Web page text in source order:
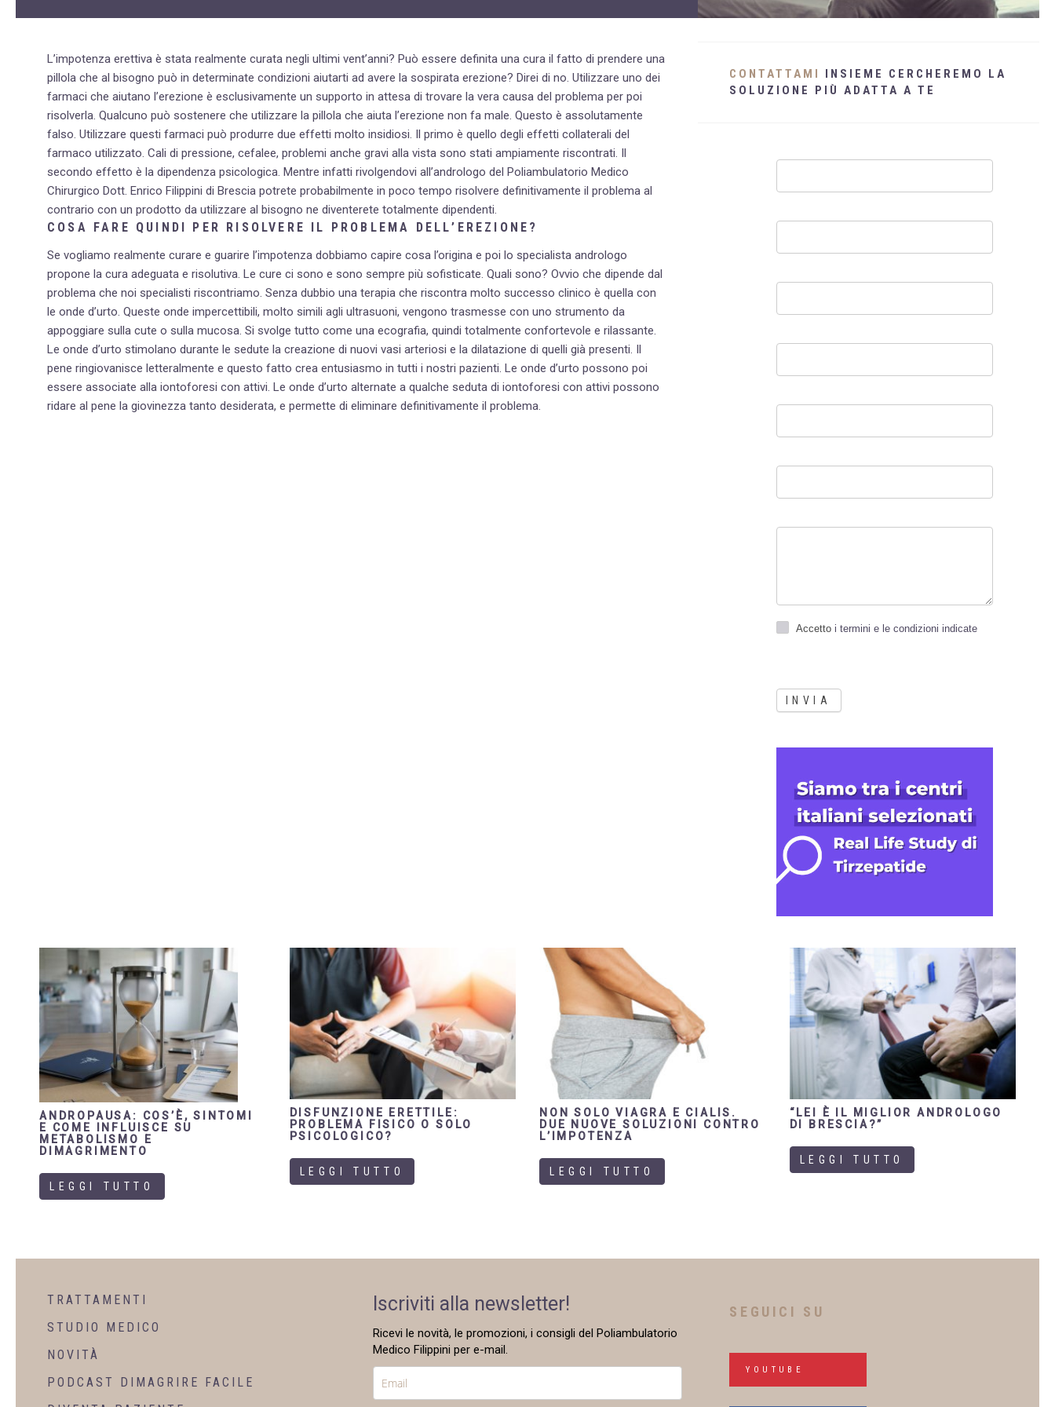
Fastidi della menopausa
News
Problemi sessualità maschile
Trattamenti estetici viso e corpo
Trattamenti per il corpo
Trattamenti per mani, viso, décolleté
L’impotenza erettiva è stata realmente curata negli ultimi vent’anni? Può essere definita una cura il fatto di prendere una
pillola che al bisogno può in determinate condizioni aiutarti ad avere la sospirata erezione? Direi di no. Utilizzare uno dei
farmaci che aiutano l’erezione è esclusivamente un supporto in attesa di trovare la vera causa del problema per poi
risolverla. Qualcuno può sostenere che utilizzare la pillola che aiuta l’erezione non fa male. Questo è assolutamente
falso. Utilizzare questi farmaci può produrre due effetti molto insidiosi. Il primo è quello degli effetti collaterali del
farmaco utilizzato. Cali di pressione, cefalee, problemi anche gravi alla vista sono stati ampiamente riscontrati. Il
secondo effetto è la dipendenza psicologica. Mentre infatti rivolgendovi all’andrologo del Poliambulatorio Medico
Chirurgico Dott. Enrico Filippini di Brescia potrete probabilmente in poco tempo risolvere definitivamente il problema al
contrario con un prodotto da utilizzare al bisogno ne diventerete totalmente dipendenti.
COSA FARE QUINDI PER RISOLVERE IL PROBLEMA DELL’EREZIONE?
Se vogliamo realmente curare e guarire l’impotenza dobbiamo capire cosa l’origina e poi lo specialista andrologo
propone la cura adeguata e risolutiva. Le cure ci sono e sono sempre più sofisticate. Quali sono? Ovvio che dipende dal
problema che noi specialisti riscontriamo. Senza dubbio una terapia che riscontra molto successo clinico è quella con
le onde d’urto. Queste onde impercettibili, molto simili agli ultrasuoni, vengono trasmesse con uno strumento da
appoggiare sulla cute o sulla mucosa. Si svolge tutto come una ecografia, quindi totalmente confortevole e rilassante.
Le onde d’urto stimolano durante le sedute la creazione di nuovi vasi arteriosi e la dilatazione di quelli già presenti. Il
pene ringiovanisce letteralmente e questo fatto crea entusiasmo in tutti i nostri pazienti. Le onde d’urto possono poi
essere associate alla iontoforesi con attivi. Le onde d’urto alternate a qualche seduta di iontoforesi con attivi possono
ridare al pene la giovinezza tanto desiderata, e permette di eliminare definitivamente il problema.
CONTATTAMI
INSIEME CERCHEREMO LA
SOLUZIONE PIÙ ADATTA A TE
Contatti
Accettoi termini e le condizioni indicate
INVIA
ANDROPAUSA: COS’È, SINTOMI
E COME INFLUISCE SU
METABOLISMO E
DIMAGRIMENTO
LEGGI TUTTO
DISFUNZIONE ERETTILE:
PROBLEMA FISICO O SOLO
PSICOLOGICO?
LEGGI TUTTO
NON SOLO VIAGRA E CIALIS.
DUE NUOVE SOLUZIONI CONTRO
L’IMPOTENZA
LEGGI TUTTO
“LEI È IL MIGLIOR ANDROLOGO
DI BRESCIA?”
LEGGI TUTTO
TRATTAMENTI
STUDIO MEDICO
NOVITÀ
PODCAST DIMAGRIRE FACILE
Iscriviti alla newsletter!
Ricevi le novità, le promozioni, i consigli del Poliambulatorio
Medico Filippini per e-mail.
SEGUICI SU
YOUTUBE